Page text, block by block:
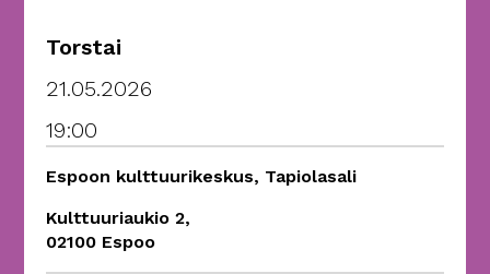
Torstai
21.05.2026
19:00
Espoon kulttuurikeskus, Tapiolasali
Kulttuuriaukio 2,
02100 Espoo